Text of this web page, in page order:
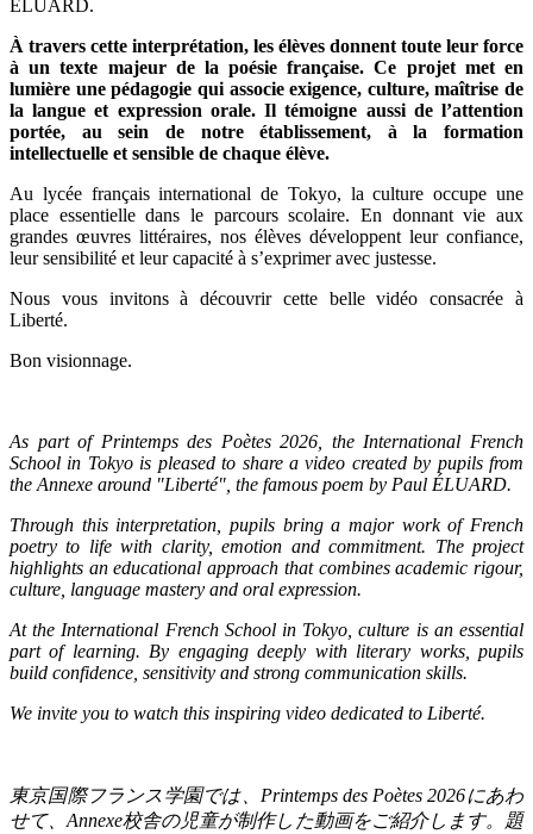
ÉLUARD.
À travers cette interprétation, les élèves donnent toute leur force
à un texte majeur de la poésie française. Ce projet met en
lumière une pédagogie qui associe exigence, culture, maîtrise de
la langue et expression orale. Il témoigne aussi de l’attention
portée, au sein de notre établissement, à la formation
intellectuelle et sensible de chaque élève.
Au lycée français international de Tokyo, la culture occupe une
place essentielle dans le parcours scolaire. En donnant vie aux
grandes œuvres littéraires, nos élèves développent leur confiance,
leur sensibilité et leur capacité à s’exprimer avec justesse.
Nous vous invitons à découvrir cette belle vidéo consacrée à
Liberté.
Bon visionnage.
As part of Printemps des Poètes 2026, the International French
School in Tokyo is pleased to share a video created by pupils from
the Annexe around "Liberté", the famous poem by Paul ÉLUARD.
Through this interpretation, pupils bring a major work of French
poetry to life with clarity, emotion and commitment. The project
highlights an educational approach that combines academic rigour,
culture, language mastery and oral expression.
At the International French School in Tokyo, culture is an essential
part of learning. By engaging deeply with literary works, pupils
build confidence, sensitivity and strong communication skills.
We invite you to watch this inspiring video dedicated to Liberté.
東京国際フランス学園では、 Printemps des Poètes 2026にあわ
せて、Annexe校舎の児童が制作した動画をご紹介します。題